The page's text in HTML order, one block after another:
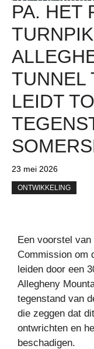
PA. HET
TUNNEL
LEIDT
23 mei 2026
ONTWIKKELING
Een voorstel
Commission om
leiden door een
Allegheny
tegenstand van
die zeggen dat
ontwrichten en
beschadigen.